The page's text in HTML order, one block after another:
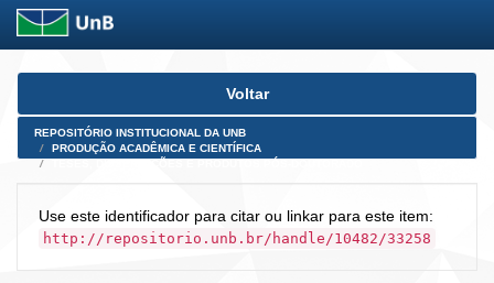
Skip
Voltar
REPOSITÓRIO INSTITUCIONAL DA UNB
PRODUÇÃO ACADÊMICA E CIENTÍFICA
Use este identificador para citar ou linkar para este item:
http://repositorio.unb.br/handle/10482/33258